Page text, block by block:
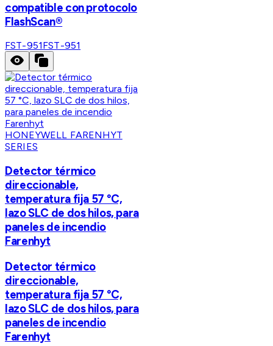
compatible con protocolo
FlashScan®
FST-951FST-951
HONEYWELL FARENHYT
SERIES
Detector térmico
direccionable,
temperatura fija 57 °C,
lazo SLC de dos hilos, para
paneles de incendio
Farenhyt
Detector térmico
direccionable,
temperatura fija 57 °C,
lazo SLC de dos hilos, para
paneles de incendio
Farenhyt